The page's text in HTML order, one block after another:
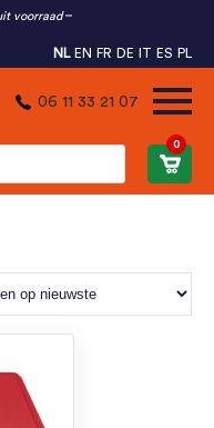
voorraad
NL EN FR DE IT ES PL
06 11 33 21 07
0